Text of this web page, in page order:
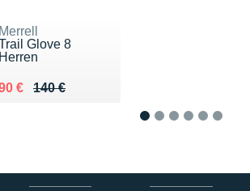
Glove 8
140 €
lieu de 140 €
€ 90 €